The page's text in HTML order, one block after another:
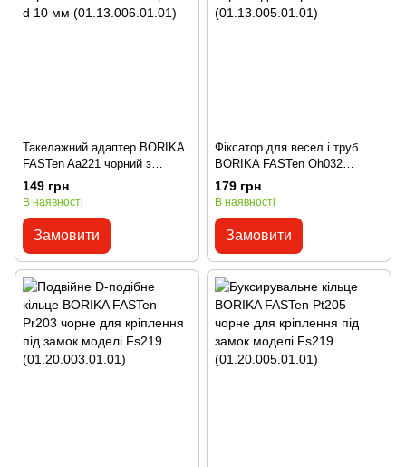
Такелажний адаптер BORIKA
FASTen Aa221 чорний з
осьовим отвором d 10 мм
(01.13.006.01.01)
149 грн
В наявності
Замовити
Фіксатор для весел і труб
BORIKA FASTen Oh032
чорний діаметром 32-35 мм
(01.13.005.01.01)
179 грн
В наявності
Замовити